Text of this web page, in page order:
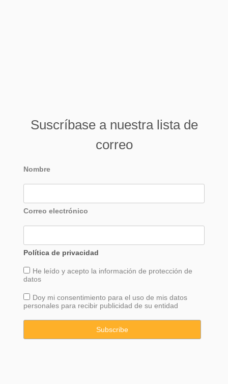
Suscríbase a nuestra lista de
correo
Nombre
Correo electrónico
Política de privacidad
He leído y acepto la información de protección de
datos
Doy mi consentimiento para el uso de mis datos
personales para recibir publicidad de su entidad